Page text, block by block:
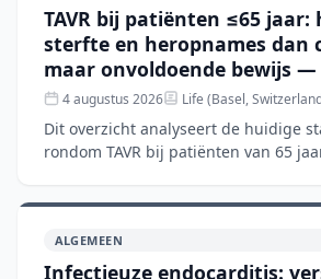
TAVR bij patiënten ≤65 jaar:
sterfte en heropnames dan
maar onvoldoende bewijs
4 augustus 2026 Life (Basel,
Dit overzicht analyseert de huidige
rondom TAVR bij patiënten van 65
aorta
ALGEMEEN
Infectieuze endocarditis: